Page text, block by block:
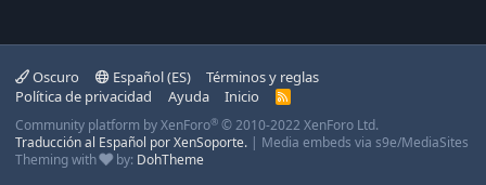
Oscuro Español (ES)
Términos y reglas
Política de privacidad
Ayuda Inicio
R
S
Community platform by XenForo® © 2010-2022 XenForo Ltd.
Traducción al Español por XenSoporte. | Media embeds via s9e/MediaSites
Theming with
by: DohTheme